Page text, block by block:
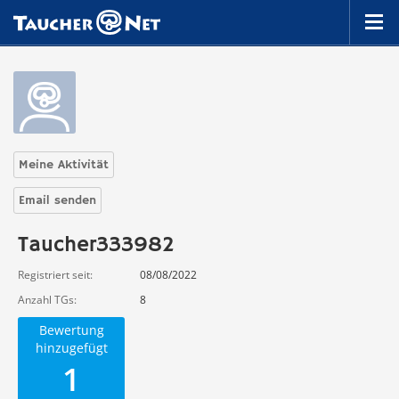
Meine Aktivität
Email senden
Taucher333982
Registriert seit
08/08/2022
Anzahl TGs
8
Bewertung
hinzugefügt
1